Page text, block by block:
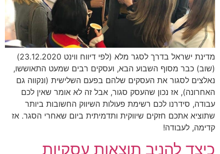
מדינת ישראל בדרך לסגר מלא (לפי דיווח ווינט 23.12.2020)
(שוב) כבר מסוף השבוע הבא, ועסקים רבים שמעט התאוששו,
נאלצים לסגור את העסקים שלהם בפעם השלישית (ונקווה גם
האחרונה), אז נכון שהעסק סגור, אבל זה לא אומר שאין לכם
עבודה, סידרנו לכם רשימת פעולות השיווק החשובות ביותר
שתוציא אתכם חזקים שיווקית ותדמיתית ביום שאחרי הסגר. אז
קדימה, לעבודה!
כיצד להניב תוצאות עסקיות